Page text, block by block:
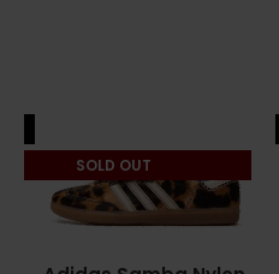
SOLD OUT